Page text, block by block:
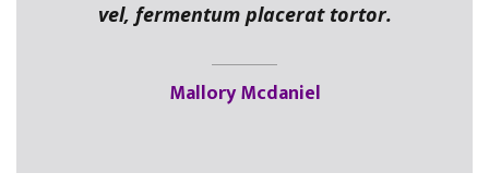
vel, fermentum placerat tortor.
Mallory Mcdaniel